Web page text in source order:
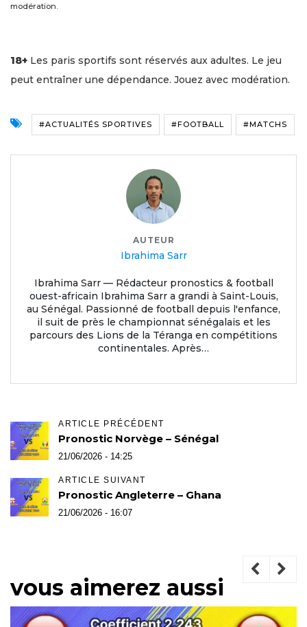
modération.
18+ Les paris sportifs sont réservés aux adultes. Le jeu
peut entraîner une dépendance. Jouez avec modération.
#ACTUALITÉS SPORTIVES #FOOTBALL #MATCHS
AUTEUR
Ibrahima Sarr
Ibrahima Sarr — Rédacteur pronostics & football
ouest-africain Ibrahima Sarr a grandi à Saint-Louis,
au Sénégal. Passionné de football depuis l'enfance,
il suit de près le championnat sénégalais et les
parcours des Lions de la Téranga en compétitions
continentales. Après…
ARTICLE PRÉCÉDENT
Pronostic Norvège – Sénégal
21/06/2026 - 14:25
ARTICLE SUIVANT
Pronostic Angleterre – Ghana
21/06/2026 - 16:07
vous aimerez aussi